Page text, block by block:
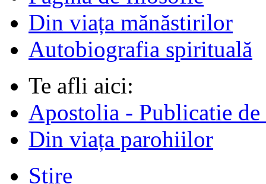
Din viața mănăstirilor
Autobiografia spirituală
Te afli aici:
Apostolia - Publicatie
Din viața parohiilor
Stire